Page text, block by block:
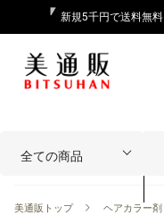
新規5千円で送料無料
美通販トップ ヘアカラー剤